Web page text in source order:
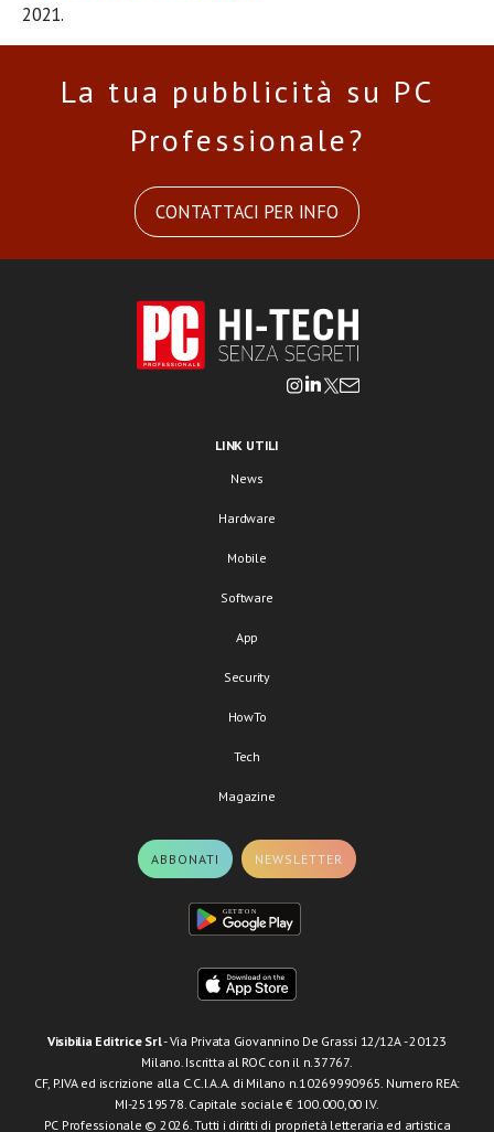
2021.
La tua pubblicità su PC
Professionale?
CONTATTACI PER INFO
LINK UTILI
News
Hardware
Mobile
Software
App
Security
HowTo
Tech
Magazine
ABBONATI NEWSLETTER
Visibilia Editrice Srl- Via Privata Giovannino De Grassi 12/12A - 20123
Milano. Iscritta al ROC con il n.37767.
CF, P.IVA ed iscrizione alla C.C.I.A.A. di Milano n.10269990965. Numero REA:
MI-2519578. Capitale sociale € 100.000,00 I.V.
PC Professionale © 2026. Tutti i diritti di proprietà letteraria ed artistica